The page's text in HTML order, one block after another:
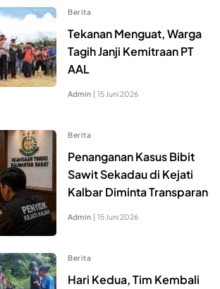
Berita
Tekanan Menguat, Warga
Tagih Janji Kemitraan PT
AAL
Admin | 15 Juni 2026
Berita
Penanganan Kasus Bibit
Sawit Sekadau di Kejati
Kalbar Diminta Transparan
Admin | 15 Juni 2026
Berita
Hari Kedua, Tim Kembali